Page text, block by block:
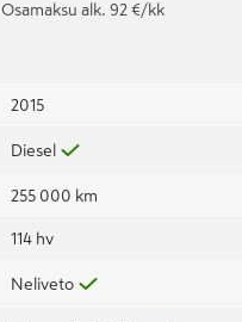
Osamaksu alk. 92 €/kk
2015
Diesel
255 000 km
114 hv
Neliveto